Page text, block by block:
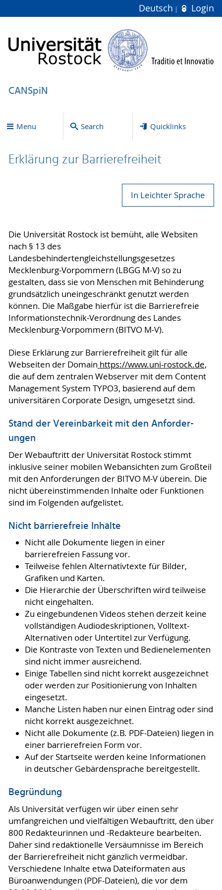
Deutsch Login
CANSpiN
Menu Search Quicklinks
Erklärung zur Bar­ri­e­re­frei­heit
In Leichter Sprache
Die Universität Rostock ist bemüht, alle Websiten
nach § 13 des
Landesbehindertengleichstellungsgesetzes
Mecklenburg-Vorpommern (LBGG M-V) so zu
gestalten, dass sie von Menschen mit Behinderung
grundsätzlich uneingeschränkt genutzt werden
können. Die Maßgabe hierfür ist die Barrierefreie
Informationstechnik-Verordnung des Landes
Mecklenburg-Vorpommern (BITVO M-V).
Diese Erklärung zur Barrierefreiheit gilt für alle
Webseiten der Domain https://www.uni-rostock.de,
die auf dem zentralen Webserver mit dem Content
Management System TYPO3, basierend auf dem
universitären Corporate Design, umgesetzt sind.
Stand der Vereinbarkeit mit den An­for­der­
ungen
Der Webauftritt der Universität Rostock stimmt
inklusive seiner mobilen Webansichten zum Großteil
mit den Anforderungen der BITVO M-V überein. Die
nicht übereinstimmenden Inhalte oder Funktionen
sind im Folgenden aufgelistet.
Nicht barrierefreie Inhalte
Nicht alle Dokumente liegen in einer
barrierefreien Fassung vor.
Teilweise fehlen Alternativtexte für Bilder,
Grafiken und Karten.
Die Hierarchie der Überschriften wird teilweise
nicht eingehalten.
Zu eingebundenen Videos stehen derzeit keine
vollständigen Audiodeskriptionen, Volltext-
Alternativen oder Untertitel zur Verfügung.
Die Kontraste von Texten und Bedienelementen
sind nicht immer ausreichend.
Einige Tabellen sind nicht korrekt ausgezeichnet
oder werden zur Positionierung von Inhalten
eingesetzt.
Manche Listen haben nur einen Eintrag oder sind
nicht korrekt ausgezeichnet.
Nicht alle Dokumente (z.B. PDF-Dateien) liegen in
einer barrierefreien Form vor.
Auf der Startseite werden keine Informationen
in deutscher Gebärdensprache bereitgestellt.
Begründung
Als Universität verfügen wir über einen sehr
umfangreichen und vielfältigen Webauftritt, den über
800 Redakteurinnen und -Redakteure bearbeiten.
Daher sind redaktionelle Versäumnisse im Bereich
der Barrierefreiheit nicht gänzlich vermeidbar.
Verschiedene Inhalte etwa Dateiformaten aus
Büroanwendungen (PDF-Dateien), die vor dem